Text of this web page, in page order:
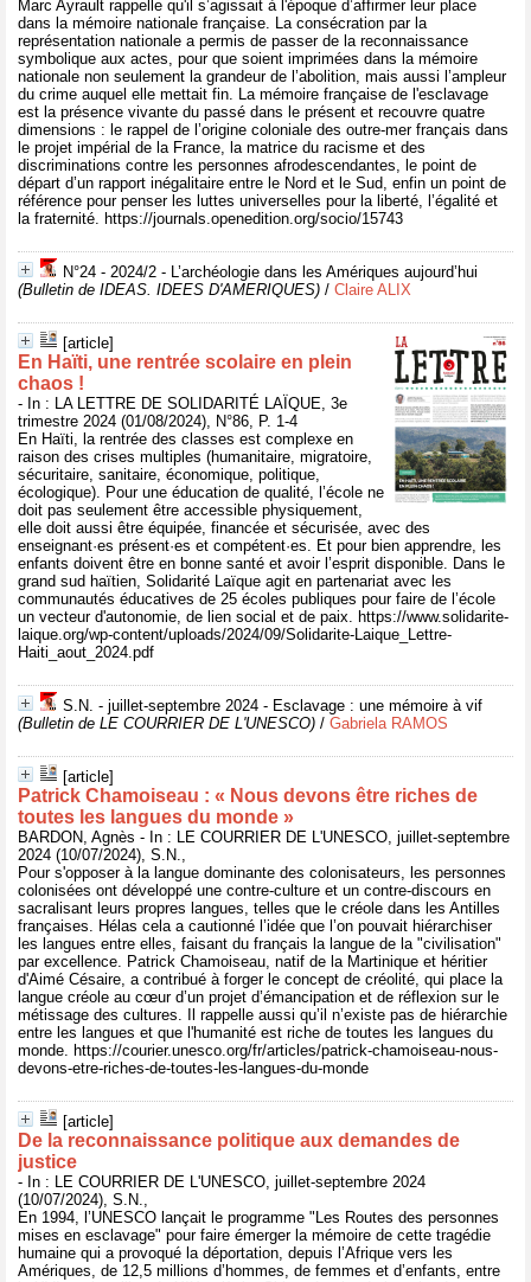
Marc Ayrault rappelle qu'il s’agissait à l'époque d’affirmer leur place
dans la mémoire nationale française. La consécration par la
représentation nationale a permis de passer de la reconnaissance
symbolique aux actes, pour que soient imprimées dans la mémoire
nationale non seulement la grandeur de l’abolition, mais aussi l’ampleur
du crime auquel elle mettait fin. La mémoire française de l'esclavage
est la présence vivante du passé dans le présent et recouvre quatre
dimensions : le rappel de l’origine coloniale des outre-mer français dans
le projet impérial de la France, la matrice du racisme et des
discriminations contre les personnes afrodescendantes, le point de
départ d’un rapport inégalitaire entre le Nord et le Sud, enfin un point de
référence pour penser les luttes universelles pour la liberté, l’égalité et
la fraternité. https://journals.openedition.org/socio/15743
N°24 - 2024/2 - L’archéologie dans les Amériques aujourd’hui
(Bulletin de IDEAS. IDEES D'AMERIQUES) / Claire ALIX
[article]
En Haïti, une rentrée scolaire en plein
chaos !
- In : LA LETTRE DE SOLIDARITÉ LAÏQUE, 3e
trimestre 2024 (01/08/2024), N°86, P. 1-4
En Haïti, la rentrée des classes est complexe en
raison des crises multiples (humanitaire, migratoire,
sécuritaire, sanitaire, économique, politique,
écologique). Pour une éducation de qualité, l’école ne
doit pas seulement être accessible physiquement,
elle doit aussi être équipée, financée et sécurisée, avec des
enseignant·es présent·es et compétent·es. Et pour bien apprendre, les
enfants doivent être en bonne santé et avoir l’esprit disponible. Dans le
grand sud haïtien, Solidarité Laïque agit en partenariat avec les
communautés éducatives de 25 écoles publiques pour faire de l’école
un vecteur d'autonomie, de lien social et de paix. https://www.solidarite-
laique.org/wp-content/uploads/2024/09/Solidarite-Laique_Lettre-
Haiti_aout_2024.pdf
S.N. - juillet-septembre 2024 - Esclavage : une mémoire à vif
(Bulletin de LE COURRIER DE L'UNESCO) / Gabriela RAMOS
[article]
Patrick Chamoiseau : « Nous devons être riches de
toutes les langues du monde »
BARDON, Agnès - In : LE COURRIER DE L'UNESCO, juillet-septembre
2024 (10/07/2024), S.N.,
Pour s'opposer à la langue dominante des colonisateurs, les personnes
colonisées ont développé une contre-culture et un contre-discours en
sacralisant leurs propres langues, telles que le créole dans les Antilles
françaises. Hélas cela a cautionné l’idée que l’on pouvait hiérarchiser
les langues entre elles, faisant du français la langue de la "civilisation"
par excellence. Patrick Chamoiseau, natif de la Martinique et héritier
d'Aimé Césaire, a contribué à forger le concept de créolité, qui place la
langue créole au cœur d’un projet d’émancipation et de réflexion sur le
métissage des cultures. Il rappelle aussi qu’il n’existe pas de hiérarchie
entre les langues et que l'humanité est riche de toutes les langues du
monde. https://courier.unesco.org/fr/articles/patrick-chamoiseau-nous-
devons-etre-riches-de-toutes-les-langues-du-monde
[article]
De la reconnaissance politique aux demandes de
justice
- In : LE COURRIER DE L'UNESCO, juillet-septembre 2024
(10/07/2024), S.N.,
En 1994, l’UNESCO lançait le programme "Les Routes des personnes
mises en esclavage" pour faire émerger la mémoire de cette tragédie
humaine qui a provoqué la déportation, depuis l’Afrique vers les
Amériques, de 12,5 millions d’hommes, de femmes et d’enfants, entre